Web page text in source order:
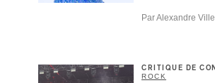
Par Alexandre
CRITIQUE DE
ROCK